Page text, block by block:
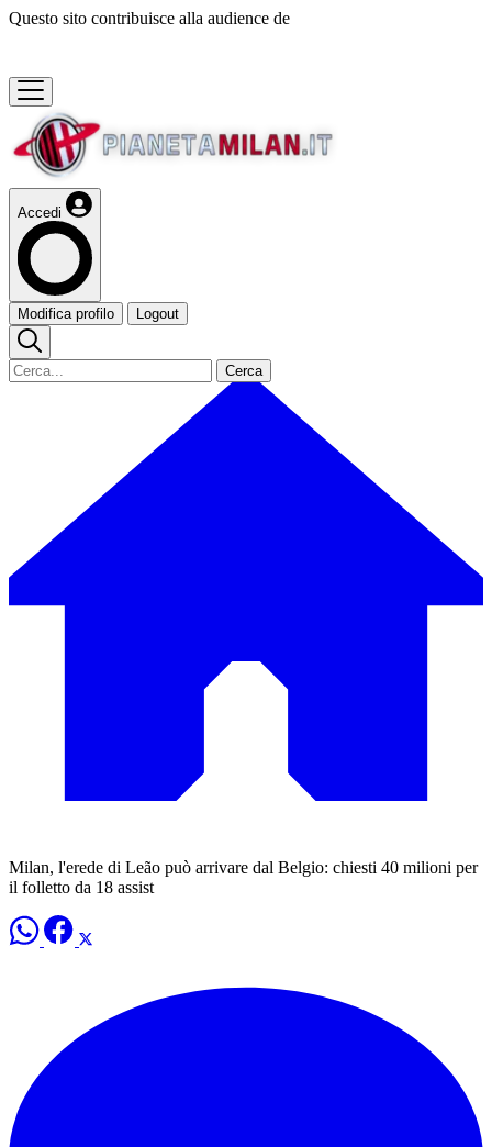
Questo sito contribuisce alla audience de
Accedi
Modifica profilo Logout
Cerca
Milan, l'erede di Leão può arrivare dal Belgio: chiesti 40 milioni per
il folletto da 18 assist